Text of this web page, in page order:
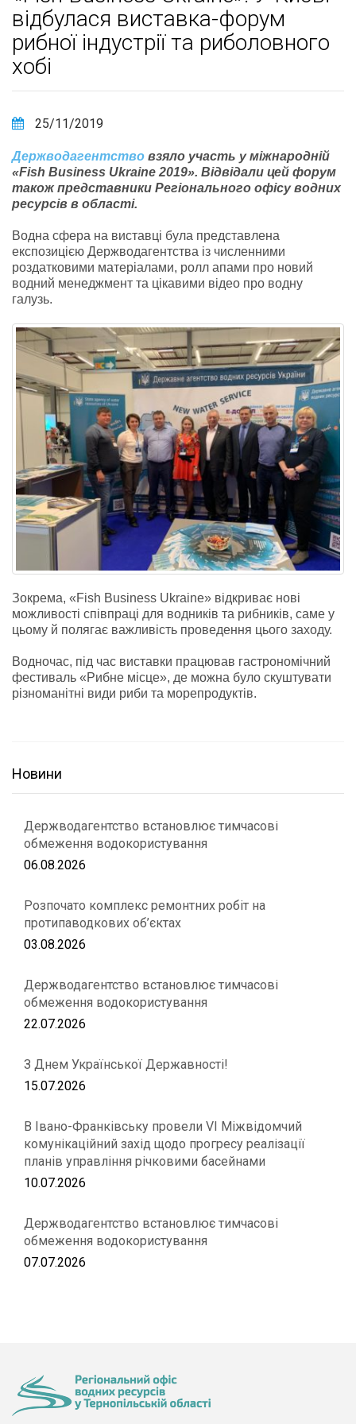
відбулася виставка-форум
рибної індустрії та риболовного
хобі
25/11/2019
Держводагентство взяло участь у міжнародній
«Fish Business Ukraine 2019». Відвідали цей форум
також представники Регіонального офісу водних
ресурсів в області.
Водна сфера на виставці була представлена
експозицією Держводагентства із численними
роздатковими матеріалами, ролл апами про новий
водний менеджмент та цікавими відео про водну
галузь.
Зокрема, «Fish Business Ukraine» відкриває нові
можливості співпраці для водників та рибників, саме у
цьому й полягає важливість проведення цього заходу.
Водночас, під час виставки працював гастрономічний
фестиваль «Рибне місце», де можна було скуштувати
різноманітні види риби та морепродуктів.
Новини
Держводагентство встановлює тимчасові
обмеження водокористування
06.08.2026
Розпочато комплекс ремонтних робіт на
протипаводкових об’єктах
03.08.2026
Держводагентство встановлює тимчасові
обмеження водокористування
22.07.2026
З Днем Української Державності!
15.07.2026
В Івано-Франківську провели VІ Міжвідомчий
комунікаційний захід щодо прогресу реалізації
планів управління річковими басейнами
10.07.2026
Держводагентство встановлює тимчасові
обмеження водокористування
07.07.2026